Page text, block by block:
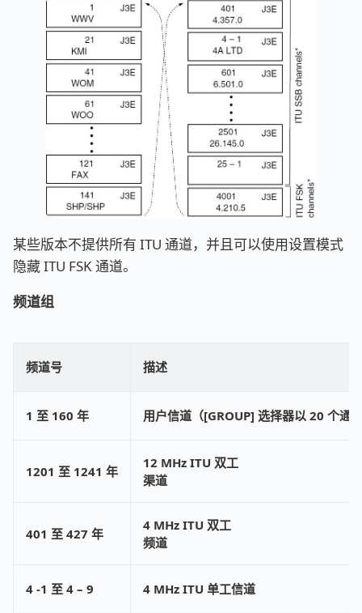
某些版本不提供所有 ITU 通道，并且可以使用设置模式
隐藏 ITU FSK 通道。
频道组
频道号 描述
1 至 160 年 用户信道（[GROUP] 选择器以 20 个通
1201 至 1241 年
12 MHz ITU 双工
渠道
401 至 427 年
4 MHz ITU 双工
频道
4 -1 至 4 – 9 4 MHz ITU 单工信道